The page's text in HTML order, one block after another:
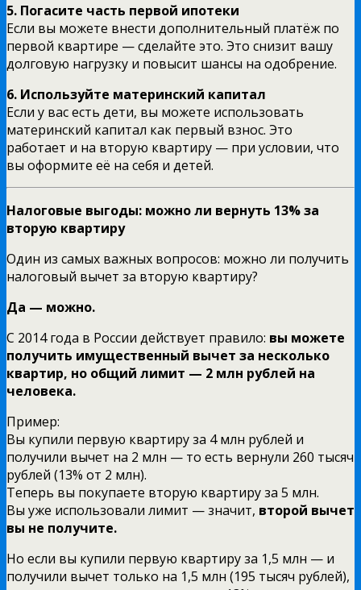
5. Погасите часть первой ипотеки
Если вы можете внести дополнительный платёж по
первой квартире — сделайте это. Это снизит вашу
долговую нагрузку и повысит шансы на одобрение.
6. Используйте материнский капитал
Если у вас есть дети, вы можете использовать
материнский капитал как первый взнос. Это
работает и на вторую квартиру — при условии, что
вы оформите её на себя и детей.
Налоговые выгоды: можно ли вернуть 13% за
вторую квартиру
Один из самых важных вопросов: можно ли получить
налоговый вычет за вторую квартиру?
Да — можно.
С 2014 года в России действует правило: вы можете
получить имущественный вычет за несколько
квартир, но общий лимит — 2 млн рублей на
человека.
Пример:
Вы купили первую квартиру за 4 млн рублей и
получили вычет на 2 млн — то есть вернули 260 тысяч
рублей (13% от 2 млн).
Теперь вы покупаете вторую квартиру за 5 млн.
Вы уже использовали лимит — значит, второй вычет
вы не получите.
Но если вы купили первую квартиру за 1,5 млн — и
получили вычет только на 1,5 млн (195 тысяч рублей),